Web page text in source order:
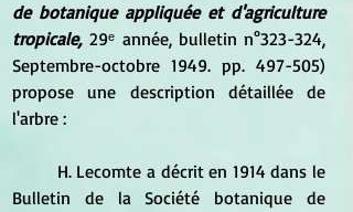
de botanique appliquée et d'agriculture
tropicale, 29ᵉ année, bulletin n°323-324,
Septembre-octobre 1949. pp. 497-505)
propose une description détaillée de
l'arbre :
Bulletin de la Société botanique de